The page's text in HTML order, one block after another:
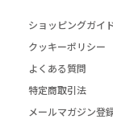
ショッピングガイ
クッキーポリシー
よくある質問
特定商取引法
メールマガジン登